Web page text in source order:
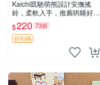
Kaichi凱馳萌熊設計安撫搖
鈴，柔軟入手，推薦哄睡好選
擇 熊公仔 安撫玩具 喂食環
$220 73折
折扣碼